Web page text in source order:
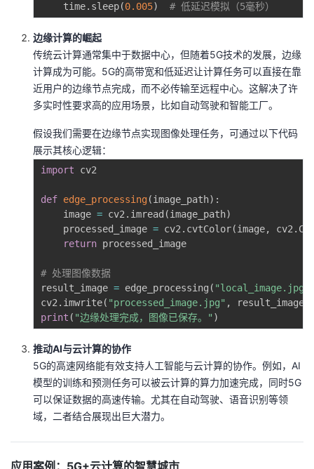
我
的
程
我
认
的
我
我
的
技
支
我
的
声
    time
. sleep(0.005) # 低延迟模拟（5毫秒）
边缘计算的崛起
传统云计算通常集中于数据中心，但随着5G技术的发展，边缘
计算成为可能。5G的高带宽和低延迟让计算任务可以直接在靠
近用户的边缘节点完成，而不必传输至远程中心。这解决了许
多实时性要求高的应用场景，比如自动驾驶和智能工厂。
假设我们需要在边缘节点实现图像处理任务，可通过以下代码
展示其核心逻辑：
import cv2
def edge_processing(image_path) :
    image
= cv2 . imread (image_path)
    processed_image
= cv2 . cvtColor(image, cv2 .
return processed_image
# 处理图像数据
result_image = edge_processing ( "local_image.jpg"
cv2 . imwrite( "processed_image.jpg" , result_image
print ( "边缘处理完成，图像已保存。" )
推动AI与云计算的协作
5G的高速网络能有效支持人工智能与云计算的协作。例如，AI
模型的训练和预测任务可以被云计算的算力加速完成，同时5G
可以保证数据的高速传输。尤其在自动驾驶、语音识别等领
域，二者结合展现出巨大潜力。
应用案例：5G+云计算的智慧城市